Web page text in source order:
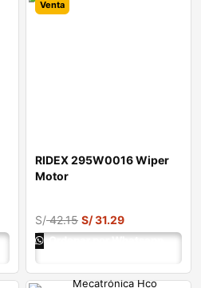
Venta
RIDEX 295W0016 Wiper
Motor
S/42.15 S/31.29
Ordenar por Whatsapp